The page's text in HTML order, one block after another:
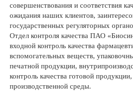
совершенствования и соответствия
ожидания наших клиентов,
государственных регуляторных
Отдел контроля качества ПАО
входной контроль качества
вспомогательных веществ,
печатной продукции,
контроль качества готовой
производственной среды.